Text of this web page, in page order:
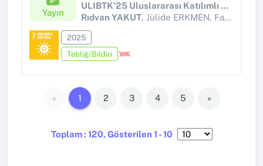
Yayın
ULIBTK’25 Uluslararası Katılımlı 25. Isı Bilimi ve Tekniği Kongresi
Rıdvan YAKUT, Jülide ERKMEN, Fatih ALİBEYOĞLU
2025
Tebliğ/Bildiri
Toplam : 120, Gösterilen 1 - 10
« 1 2 3 4 5 »